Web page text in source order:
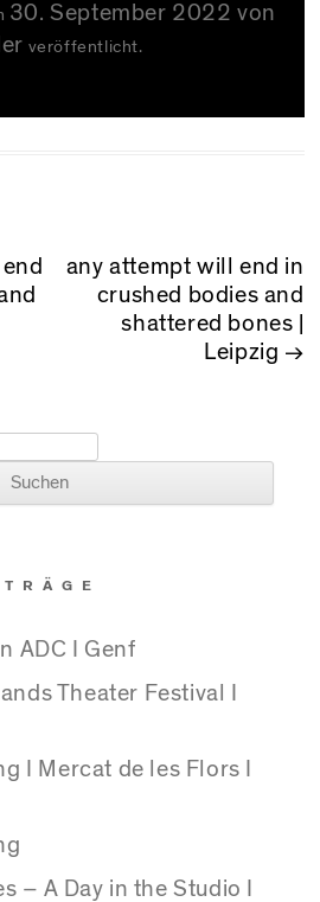
30. September 2022 von
veröffentlicht.
any attempt will end in
crushed bodies and
shattered bones |
Leipzig →
ADC I Genf
Theater Festival I
I Mercat de les Flors I
– A Day in the Studio I